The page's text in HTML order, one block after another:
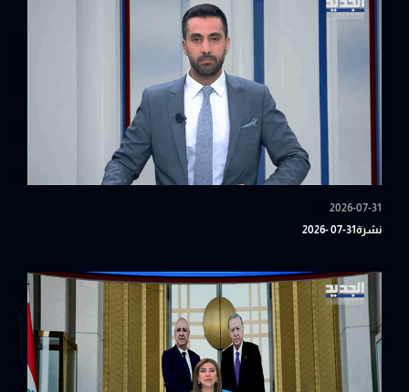
2026-07-31
نشرة31-07 -2026